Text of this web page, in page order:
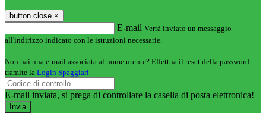
button close ×
E-mail Verrà inviato un messaggio
all'indirizzo indicato con le istruzioni necessarie.
Non hai una e-mail associata al nome utente? Effettua il reset della password
tramite la Login Spaggiari
E-mail inviata, si prega di controllare la casella di posta elettronica!